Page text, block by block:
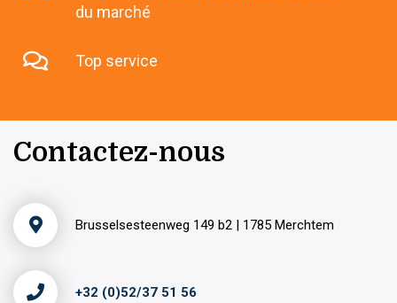
du marché
Top service
Contactez-nous
Brusselsesteenweg 149 b2 | 1785 Merchtem
+32 (0)52/37 51 56